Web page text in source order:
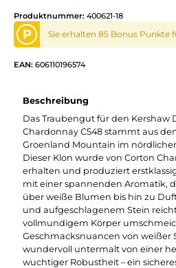
Produktnummer: 400621-18
P Sie erhalten 85 Bonus Punkte
EAN: 606110196574
Beschreibung
Das Traubengut für den Kershaw
Chardonnay C548 stammt aus
Groenland Mountain im
Dieser Klon wurde von Corton
erhalten und produziert
mit einer spannenden Aromatik,
über weiße Blumen bis hin zu
und aufgeschlagenem Stein
vollmundigem Körper
Geschmacksnuancen von weißer
wundervoll untermalt von einer
wuchtiger Robustheit – ein